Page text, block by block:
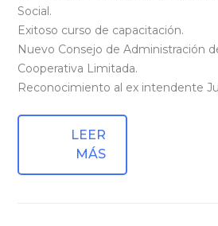
Social.
Exitoso curso de capacitación.
Nuevo Consejo de Administración
Cooperativa Limitada.
Reconocimiento al ex intendente
LEER
MÁS